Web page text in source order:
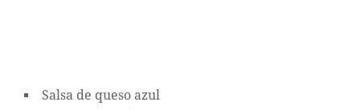
Salsa de queso azul